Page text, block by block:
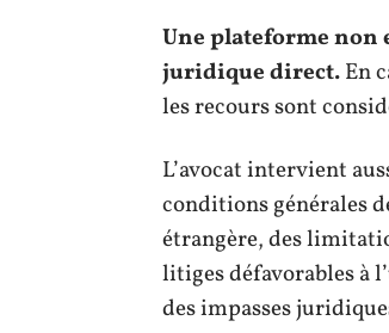
Une plateforme non
juridique direct.En
les recours sont
L’avocat intervient
conditions générales
étrangère, des
litiges défavorables à
des impasses